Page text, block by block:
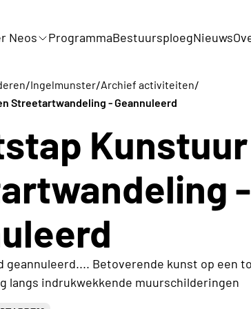
Neos ProgrammaBestuursploegNieuws
/Ingelmunster/Archief activiteiten/
Streetartwandeling - Geannuleerd
-
geannuleerd.... Betoverende kunst op een
langs indrukwekkende muurschilderingen